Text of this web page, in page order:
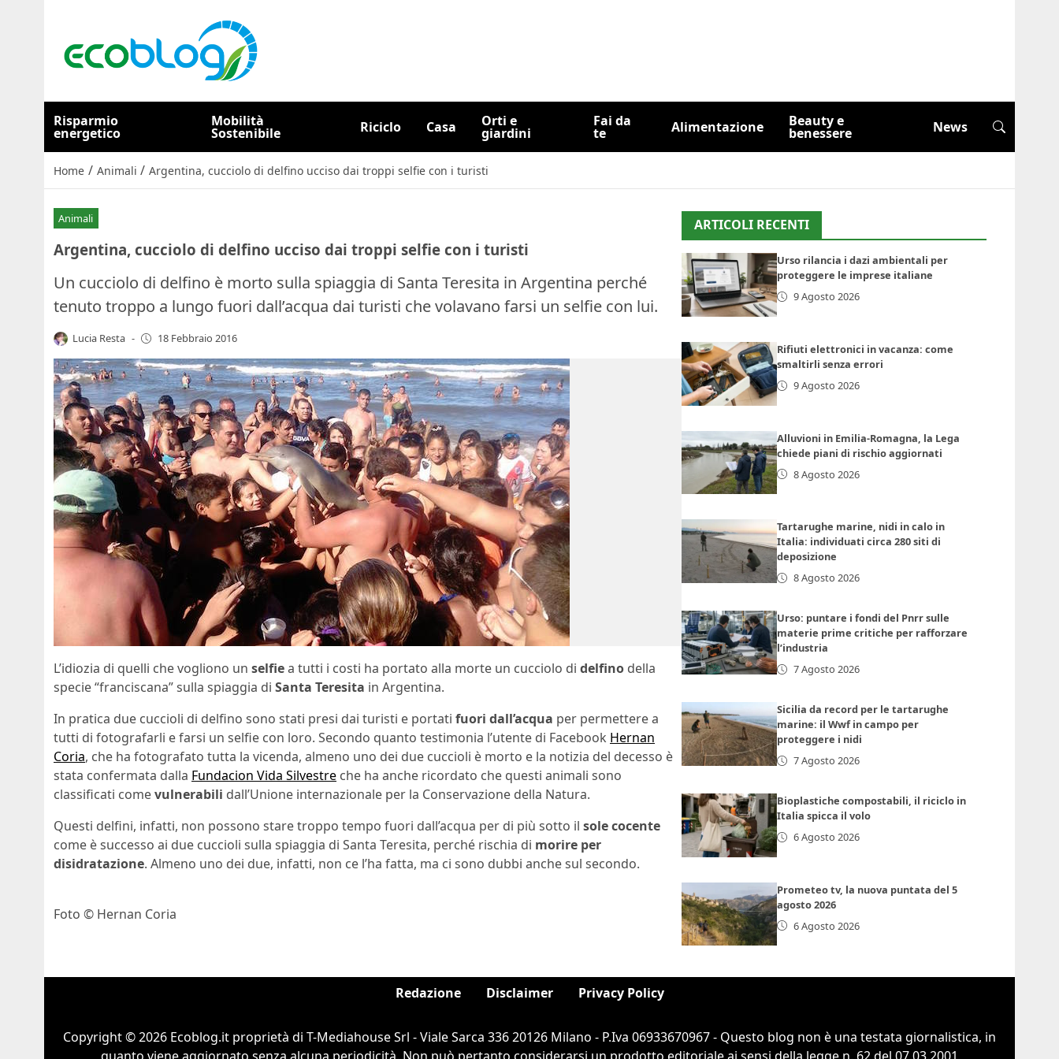
Risparmio
energetico
Mobilità
Sostenibile Riciclo Casa Orti e
giardini
Fai da
te Alimentazione Beauty e
benessere News
Home / Animali / Argentina, cucciolo di delfino ucciso dai troppi selfie con i turisti
Animali
Argentina, cucciolo di delfino ucciso dai troppi selfie con i turisti
Un cucciolo di delfino è morto sulla spiaggia di Santa Teresita in Argentina perché
tenuto troppo a lungo fuori dall’acqua dai turisti che volavano farsi un selfie con lui.
Lucia Resta - 18 Febbraio 2016
L’idiozia di quelli che vogliono un selfiea tutti i costi ha portato alla morte un cucciolo di delfino della
specie “franciscana” sulla spiaggia di Santa Teresita in Argentina.
In pratica due cuccioli di delfino sono stati presi dai turisti e portati fuori dall’acqua per permettere a
tutti di fotografarli e farsi un selfie con loro. Secondo quanto testimonia l’utente di Facebook Hernan
Coria, che ha fotografato tutta la vicenda, almeno uno dei due cuccioli è morto e la notizia del decesso è
stata confermata dalla Fundacion Vida Silvestre che ha anche ricordato che questi animali sono
classificati comevulnerabili dall’Unione internazionale per la Conservazione della Natura.
Questi delfini, infatti, non possono stare troppo tempo fuori dall’acqua per di più sotto il sole cocente
come è successo ai due cuccioli sulla spiaggia di Santa Teresita, perché rischia di morire per
disidratazione. Almeno uno dei due, infatti, non ce l’ha fatta, ma ci sono dubbi anche sul secondo.
Foto © Hernan Coria
ARTICOLI RECENTI
Urso rilancia i dazi ambientali per
proteggere le imprese italiane
9 Agosto 2026
Rifiuti elettronici in vacanza: come
smaltirli senza errori
9 Agosto 2026
Alluvioni in Emilia-Romagna, la Lega
chiede piani di rischio aggiornati
8 Agosto 2026
Tartarughe marine, nidi in calo in
Italia: individuati circa 280 siti di
deposizione
8 Agosto 2026
Urso: puntare i fondi del Pnrr sulle
materie prime critiche per rafforzare
l’industria
7 Agosto 2026
Sicilia da record per le tartarughe
marine: il Wwf in campo per
proteggere i nidi
7 Agosto 2026
Bioplastiche compostabili, il riciclo in
Italia spicca il volo
6 Agosto 2026
Prometeo tv, la nuova puntata del 5
agosto 2026
6 Agosto 2026
Redazione Disclaimer Privacy Policy
Copyright © 2026 Ecoblog.it proprietà di T-Mediahouse Srl - Viale Sarca 336 20126 Milano - P.Iva 06933670967 - Questo blog non è una testata giornalistica, in